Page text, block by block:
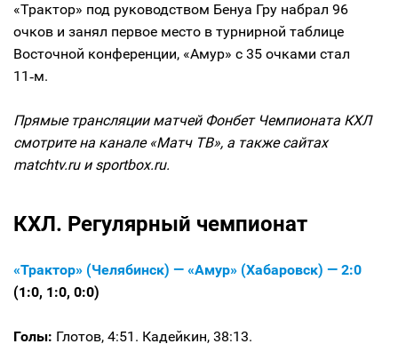
«Трактор» под руководством Бенуа Гру набрал 96
очков и занял первое место в турнирной таблице
Восточной конференции, «Амур» с 35 очками стал
11‑м.
Прямые трансляции матчей Фонбет Чемпионата КХЛ
смотрите на канале «Матч ТВ», а также сайтах
matchtv.ru и sportbox.ru.
КХЛ. Регулярный чемпионат
«Трактор» (Челябинск) — «Амур» (Хабаровск) — 2:0
(1:0, 1:0, 0:0)
Голы: Глотов, 4:51. Кадейкин, 38:13.